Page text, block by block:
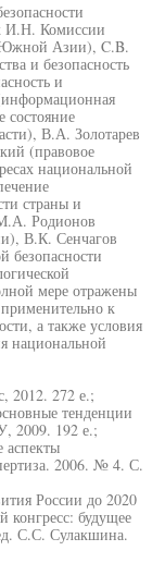
И.Н. Комиссии
Южной Азии), C.B.
и безопасность
и
состояние
В.А. Золотарев
(правовое
национальной
страны и
Родионов
В.К. Сенчагов
безопасности
мере отражены
к
а также условия
национальной
2012. 272 е.;
тенденции
2009. 192 е.;
2006. № 4. С.
России до 2020
конгресс: будущее
С.С. Сулакшина.